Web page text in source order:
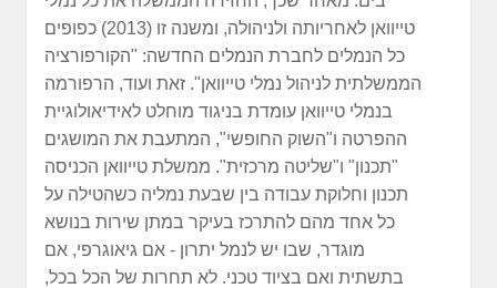
טייוואן לאחריותה ולניהולה, ומשנה זו (2013) כפופים
כל הנמלים לחברת הנמלים החדשה: "הקורפורציה
הממשלתית לניהול נמלי טייוואן". זאת ועוד, הרפורמה
בנמלי טייוואן עומדת בניגוד מוחלט לאידיאולוגיית
ההפרטה ו"השוק החופשי", המתעבת את המושגים
"תכנון" ו"שליטה מרכזית". ממשלת טייוואן הכניסה
תכנון וחלוקת עבודה בין שבעת נמליה כשהטילה על
כל אחד מהם להתרכז בעיקר במתן שירות בנושא
מוגדר, שבו יש לנמל יתרון - אם גיאוגרפי, אם
בתשתית ואם בציוד טכני. לא תחרות של הכל בכל,